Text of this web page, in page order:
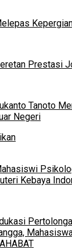
Prestasi
Tanoto
Negeri
Kebaya